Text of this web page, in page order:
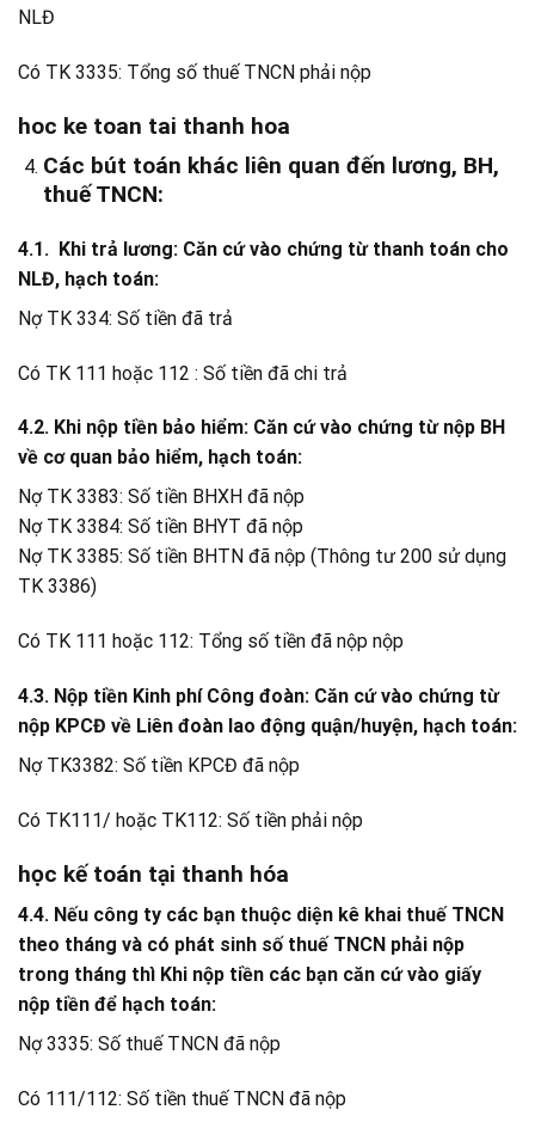
NLĐ
Có TK 3335: Tổng số thuế TNCN phải nộp
hoc ke toan tai thanh hoa
Các bút toán khác liên quan đến lương, BH,
thuế TNCN:
4.1. Khi trả lương: Căn cứ vào chứng từ thanh toán cho
NLĐ, hạch toán:
Nợ TK 334: Số tiền đã trả
Có TK 111 hoặc 112 : Số tiền đã chi trả
4.2. Khi nộp tiền bảo hiểm: Căn cứ vào chứng từ nộp BH
về cơ quan bảo hiểm, hạch toán:
Nợ TK 3383: Số tiền BHXH đã nộp
Nợ TK 3384: Số tiền BHYT đã nộp
Nợ TK 3385: Số tiền BHTN đã nộp (Thông tư 200 sử dụng
TK 3386)
Có TK 111 hoặc 112: Tổng số tiền đã nộp nộp
4.3. Nộp tiền Kinh phí Công đoàn: Căn cứ vào chứng từ
nộp KPCĐ về Liên đoàn lao động quận/huyện, hạch toán:
Nợ TK3382: Số tiền KPCĐ đã nộp
Có TK111/ hoặc TK112: Số tiền phải nộp
học kế toán tại thanh hóa
4.4. Nếu công ty các bạn thuộc diện kê khai thuế TNCN
theo tháng và có phát sinh số thuế TNCN phải nộp
trong tháng thì Khi nộp tiền các bạn căn cứ vào giấy
nộp tiền để hạch toán:
Nợ 3335: Số thuế TNCN đã nộp
Có 111/112: Số tiền thuế TNCN đã nộp